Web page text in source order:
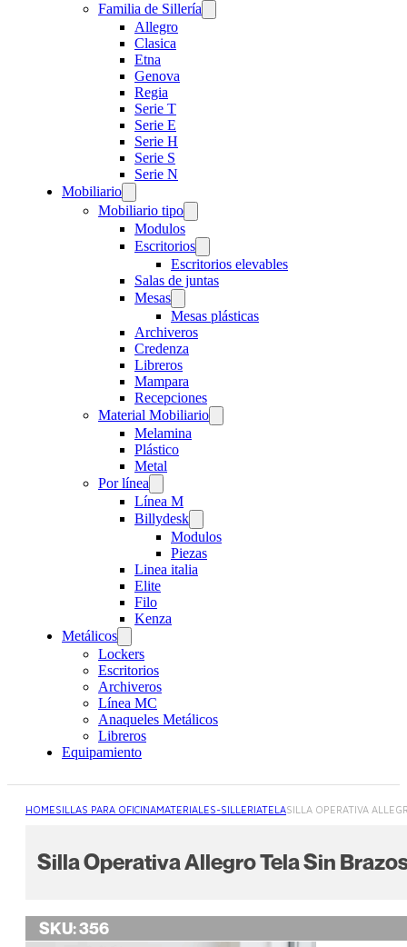
Familia de Sillería
Allegro
Clasica
Etna
Genova
Regia
Serie T
Serie E
Serie H
Serie S
Serie N
Mobiliario
Mobiliario tipo
Modulos
Escritorios
Escritorios elevables
Salas de juntas
Mesas
Mesas plásticas
Archiveros
Credenza
Libreros
Mampara
Recepciones
Material Mobiliario
Melamina
Plástico
Metal
Por línea
Línea M
Billydesk
Modulos
Piezas
Linea italia
Elite
Filo
Kenza
Metálicos
Lockers
Escritorios
Archiveros
Línea MC
Anaqueles Metálicos
Libreros
Equipamiento
HOMESILLAS PARA OFICINAMATERIALES-SILLERIATELASILLA OPERATIVA
Silla Operativa Allegro Tela Sin
SKU:356